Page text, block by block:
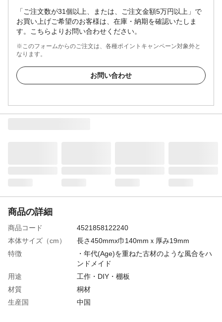
「ご注文数が31個以上、または、ご注文金額5万円以上」で
お買い上げご希望のお客様は、在庫・納期を確認いたしま
す。こちらよりお問い合わせください。
※このフォームからのご注文は、各種ポイントキャンペーン対象外と
なります。
お問い合わせ
商品の詳細
商品コード
4521858122240
本体サイズ（cm）
長さ450mmx巾140mmｘ厚み19mm
特徴
・年代(Age)を重ねた古材のような風合をハ
ンドメイド
用途
工作・DIY・棚板
材質
桐材
生産国
中国